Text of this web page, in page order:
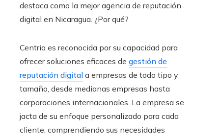
destaca como la mejor agencia de reputación
digital en Nicaragua. ¿Por qué?
Centria es reconocida por su capacidad para
ofrecer soluciones eficaces de gestión de
reputación digital a empresas de todo tipo y
tamaño, desde medianas empresas hasta
corporaciones internacionales. La empresa se
jacta de su enfoque personalizado para cada
cliente, comprendiendo sus necesidades